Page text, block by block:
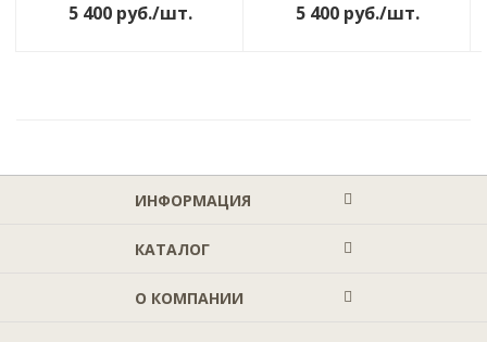
5 400руб./шт. 5 400руб./шт.
ИНФОРМАЦИЯ
КАТАЛОГ
О КОМПАНИИ